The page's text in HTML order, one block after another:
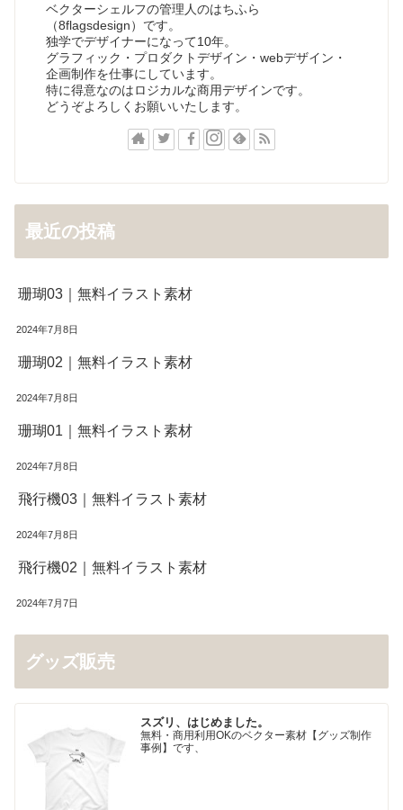
ベクターシェルフの管理人のはちふら
（8flagsdesign）です。
独学でデザイナーになって10年。
グラフィック・プロダクトデザイン・webデザイン・
企画制作を仕事にしています。
特に得意なのはロジカルな商用デザインです。
どうぞよろしくお願いいたします。
最近の投稿
珊瑚03｜無料イラスト素材
2024年7月8日
珊瑚02｜無料イラスト素材
2024年7月8日
珊瑚01｜無料イラスト素材
2024年7月8日
飛行機03｜無料イラスト素材
2024年7月8日
飛行機02｜無料イラスト素材
2024年7月7日
グッズ販売
スズリ、はじめました。
無料・商用利用OKのベクター素材【グッズ制作
事例】です、